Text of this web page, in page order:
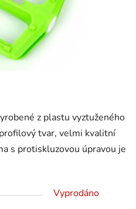
z plastu vyztuženého
tvar, velmi kvalitní
s protiskluzovou úpravou je
Vyprodáno